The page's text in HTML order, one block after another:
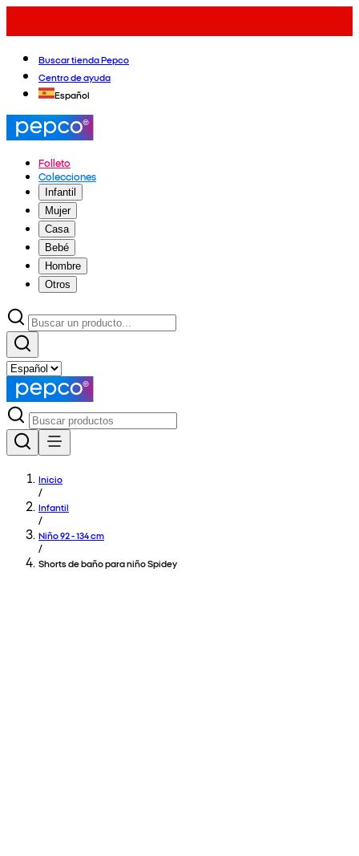
Buscar tienda Pepco
Centro de ayuda
Español
Folleto
Colecciones
Infantil
Mujer
Casa
Bebé
Hombre
Otros
Inicio
/
Infantil
/
Niño 92 - 134 cm
/
Shorts de baño para niño Spidey